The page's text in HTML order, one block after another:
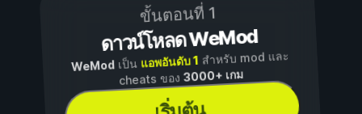
ขั้นตอนที่ 1
ดาวน์โหลด WeMod
WeModเป็น แอพอันดับ 1 สำหรับ mod และ
cheats ของ3000+ เกม